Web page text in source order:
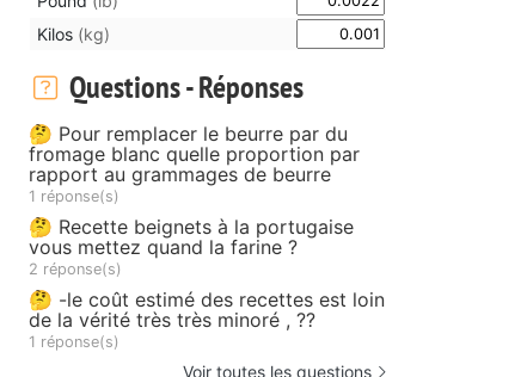
Kilos (kg)
Questions - Réponses
🤔 Pour remplacer le beurre par du
fromage blanc quelle proportion par
rapport au grammages de beurre
1 réponse(s)
🤔 Recette beignets à la portugaise
vous mettez quand la farine ?
2 réponse(s)
🤔 -le coût estimé des recettes est loin
de la vérité très très minoré , ??
1 réponse(s)
Voir toutes les questions